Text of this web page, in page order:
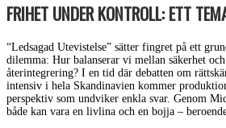
FRIHET UNDER KONTROLL: ETT
“Ledsagad Utevistelse” sätter fingret på ett
dilemma: Hur balanserar vi mellan säkerhet
återintegrering? I en tid där debatten om
intensiv i hela Skandinavien kommer
perspektiv som undviker enkla svar. Genom
både kan vara en livlina och en bojja –